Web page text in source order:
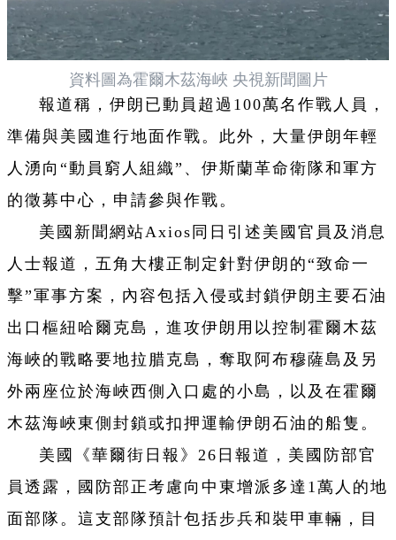
資料圖為霍爾木茲海峽 央視新聞圖片
報道稱，伊朗已動員超過100萬名作戰人員，
準備與美國進行地面作戰。此外，大量伊朗年輕
人湧向“動員窮人組織”、伊斯蘭革命衛隊和軍方
的徵募中心，申請參與作戰。
美國新聞網站Axios同日引述美國官員及消息
人士報道，五角大樓正制定針對伊朗的“致命一
擊”軍事方案，內容包括入侵或封鎖伊朗主要石油
出口樞紐哈爾克島，進攻伊朗用以控制霍爾木茲
海峽的戰略要地拉腊克島，奪取阿布穆薩島及另
外兩座位於海峽西側入口處的小島，以及在霍爾
木茲海峽東側封鎖或扣押運輸伊朗石油的船隻。
美國《華爾街日報》26日報道，美國防部官
員透露，國防部正考慮向中東增派多達1萬人的地
面部隊。這支部隊預計包括步兵和裝甲車輛，目